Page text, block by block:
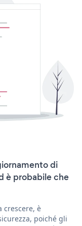
di
è probabile che
crescere, è
poiché gli